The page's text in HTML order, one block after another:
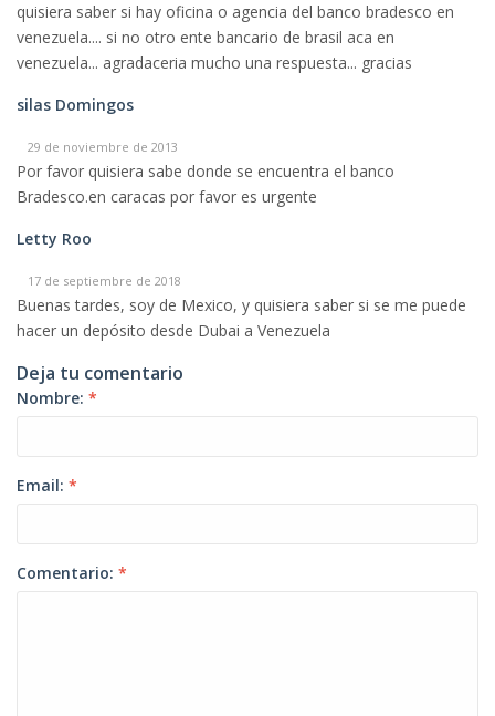
quisiera saber si hay oficina o agencia del banco bradesco en
venezuela.... si no otro ente bancario de brasil aca en
venezuela... agradaceria mucho una respuesta... gracias
silas Domingos
29 de noviembre de 2013
Por favor quisiera sabe donde se encuentra el banco
Bradesco.en caracas por favor es urgente
Letty Roo
17 de septiembre de 2018
Buenas tardes, soy de Mexico, y quisiera saber si se me puede
hacer un depósito desde Dubai a Venezuela
Deja tu comentario
Nombre: *
Email: *
Comentario: *